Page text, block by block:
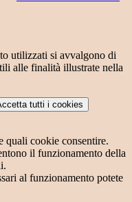
utilizzati si avvalgono di
alle finalità illustrate nella
tutti i cookies
quali cookie consentire.
il funzionamento della
al funzionamento potete